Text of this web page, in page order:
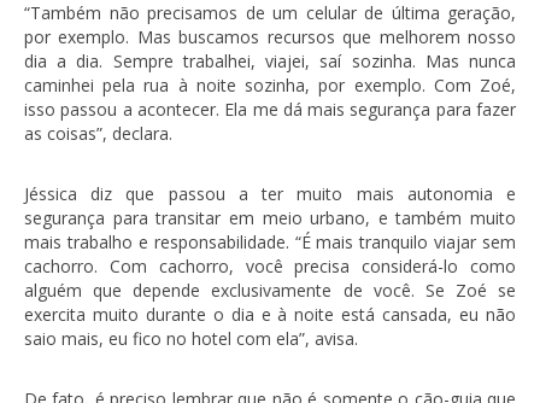
“Também não precisamos de um celular de última geração,
por exemplo. Mas buscamos recursos que melhorem nosso
dia a dia. Sempre trabalhei, viajei, saí sozinha. Mas nunca
caminhei pela rua à noite sozinha, por exemplo. Com Zoé,
isso passou a acontecer. Ela me dá mais segurança para fazer
as coisas”, declara.
Jéssica diz que passou a ter muito mais autonomia e
segurança para transitar em meio urbano, e também muito
mais trabalho e responsabilidade. “É mais tranquilo viajar sem
cachorro. Com cachorro, você precisa considerá-lo como
alguém que depende exclusivamente de você. Se Zoé se
exercita muito durante o dia e à noite está cansada, eu não
saio mais, eu fico no hotel com ela”, avisa.